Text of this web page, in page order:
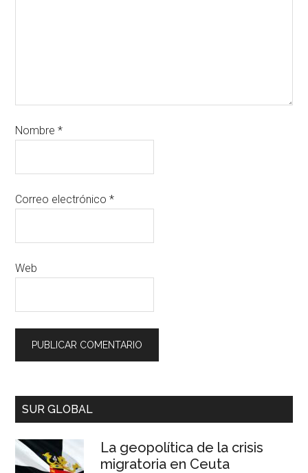
Nombre*
Correo electrónico*
Web
SUR GLOBAL
La geopolítica de la crisis
migratoria en Ceuta